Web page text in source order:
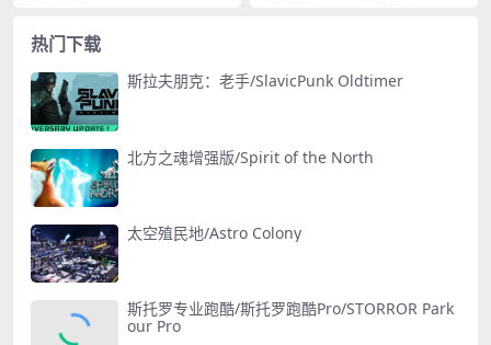
热门下载
斯拉夫朋克：老手/SlavicPunk Oldtimer
北方之魂增强版/Spirit of the North
太空殖民地/Astro Colony
斯托罗专业跑酷/斯托罗跑酷Pro/STORROR Park
our Pro